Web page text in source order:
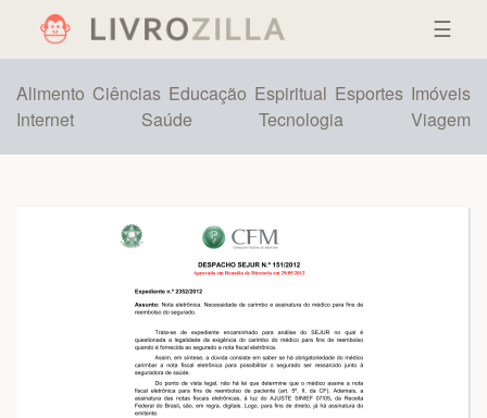
☰
Alimento Ciências Educação Espiritual Esportes Imóveis
Internet
Saúde Tecnologia Viagem